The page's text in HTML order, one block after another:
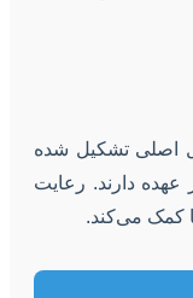
اصلی تشکیل شده
دارند. رعایت
کمک می‌کند.